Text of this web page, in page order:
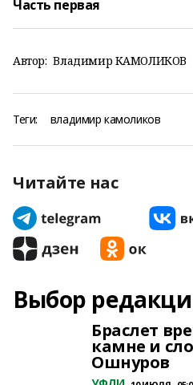
Часть первая
Автор: Владимир КАМОЛИКОВ
Теги: владимир камоликов
Читайте нас
Выбор
Браслет
камне и
Ошнуров